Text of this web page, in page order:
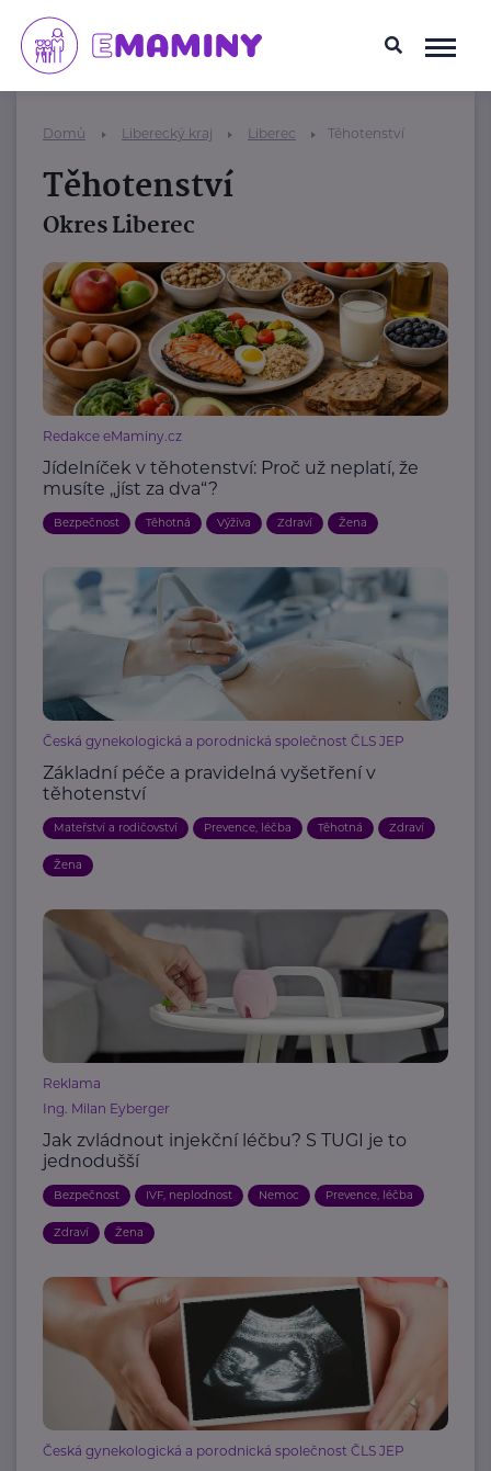
Domů Liberecký kraj Liberec Těhotenství
Těhotenství
Okres Liberec
Redakce eMaminy.cz
Jídelníček v těhotenství: Proč už neplatí, že
musíte „jíst za dva“?
Bezpečnost Těhotná Výživa Zdraví Žena
Česká gynekologická a porodnická společnost ČLS JEP
Základní péče a pravidelná vyšetření v
těhotenství
Mateřství a rodičovství Prevence, léčba Těhotná Zdraví
Žena
Reklama
Ing. Milan Eyberger
Jak zvládnout injekční léčbu? S TUGI je to
jednodušší
Bezpečnost IVF, neplodnost Nemoc Prevence, léčba
Zdraví Žena
Česká gynekologická a porodnická společnost ČLS JEP